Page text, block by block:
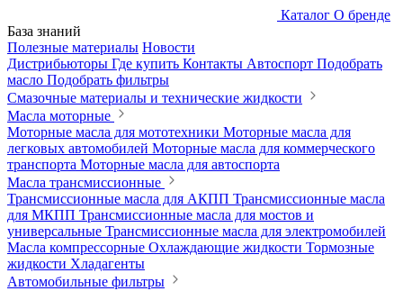
Каталог О бренде
База знаний
Полезные материалы Новости
Дистрибьюторы Где купить Контакты Автоспорт Подобрать
масло Подобрать фильтры
Смазочные материалы и технические жидкости
Масла моторные
Моторные масла для мототехники Моторные масла для
легковых автомобилей Моторные масла для коммерческого
транспорта Моторные масла для автоспорта
Масла трансмиссионные
Трансмиссионные масла для АКПП Трансмиссионные масла
для МКПП Трансмиссионные масла для мостов и
универсальные Трансмиссионные масла для электромобилей
Масла компрессорные Охлаждающие жидкости Тормозные
жидкости Хладагенты
Автомобильные фильтры